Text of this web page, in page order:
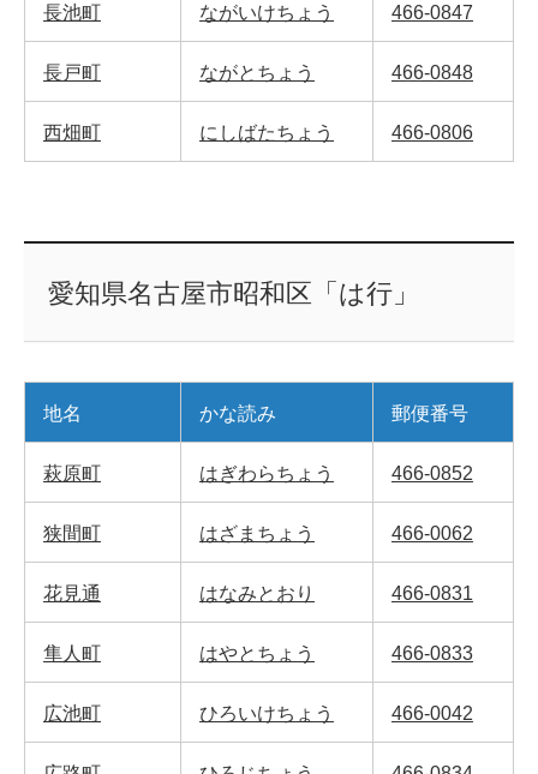
長池町 ながいけちょう 466-0847
長戸町 ながとちょう 466-0848
西畑町 にしばたちょう 466-0806
愛知県名古屋市昭和区「は行」
地名 かな読み 郵便番号
萩原町 はぎわらちょう 466-0852
狭間町 はざまちょう 466-0062
花見通 はなみとおり 466-0831
隼人町 はやとちょう 466-0833
広池町 ひろいけちょう 466-0042